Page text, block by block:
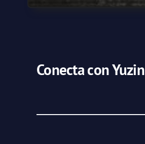
Conecta con Yuzin